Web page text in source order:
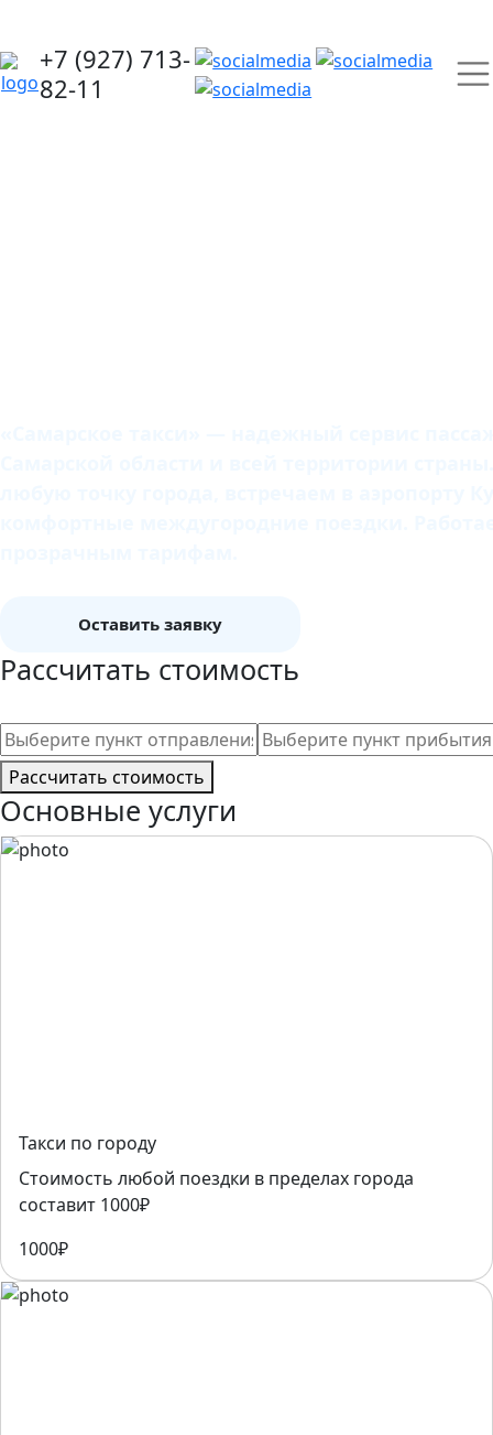
+7 (927) 713-
82-11
Оставить заявку
Рассчитать стоимость
Рассчитать стоимость
Основные услуги
Такси по городу
Стоимость любой поездки в пределах города
составит 1000₽
1000₽